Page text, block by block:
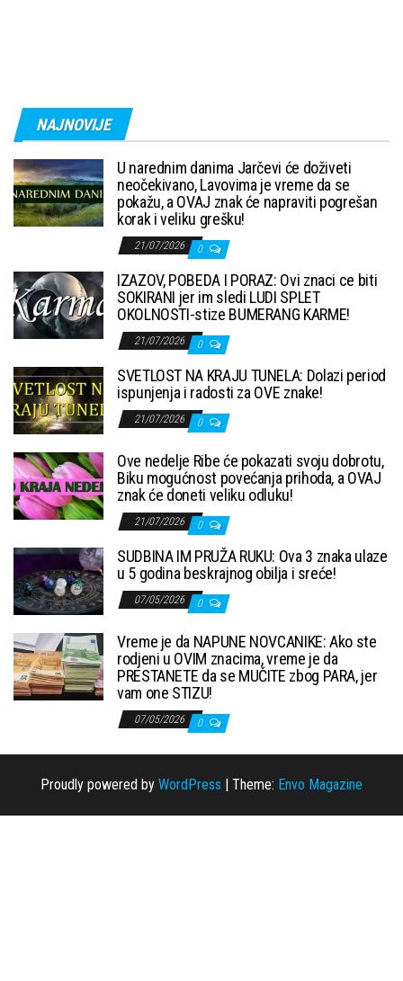
NAJNOVIJE
U narednim danima Jarčevi će doživeti
neočekivano, Lavovima je vreme da se
pokažu, a OVAJ znak će napraviti pogrešan
korak i veliku grešku!
21/07/2026 0
IZAZOV, POBEDA I PORAZ: Ovi znaci ce biti
SOKIRANI jer im sledi LUDI SPLET
OKOLNOSTI-stize BUMERANG KARME!
21/07/2026 0
SVETLOST NA KRAJU TUNELA: Dolazi period
ispunjenja i radosti za OVE znake!
21/07/2026 0
Ove nedelje Ribe će pokazati svoju dobrotu,
Biku mogućnost povećanja prihoda, a OVAJ
znak će doneti veliku odluku!
21/07/2026 0
SUDBINA IM PRUŽA RUKU: Ova 3 znaka ulaze
u 5 godina beskrajnog obilja i sreće!
07/05/2026 0
Vreme je da NAPUNE NOVCANIKE: Ako ste
rodjeni u OVIM znacima, vreme je da
PRESTANETE da se MUČITE zbog PARA, jer
vam one STIZU!
07/05/2026 0
Proudly powered by WordPress Theme: Envo Magazine